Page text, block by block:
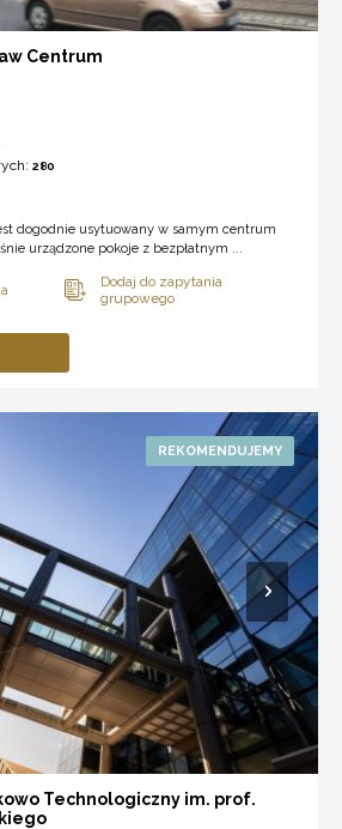
Centrum
280
dogodnie usytuowany w samym centrum
urządzone pokoje z bezpłatnym ...
Technologiczny im. prof.